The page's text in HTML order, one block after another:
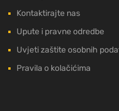
Kontaktirajte nas
Upute i pravne odredbe
Uvjeti zaštite osobnih
Pravila o kolačićima